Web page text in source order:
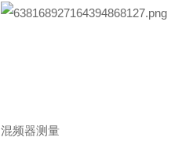
混频器测量